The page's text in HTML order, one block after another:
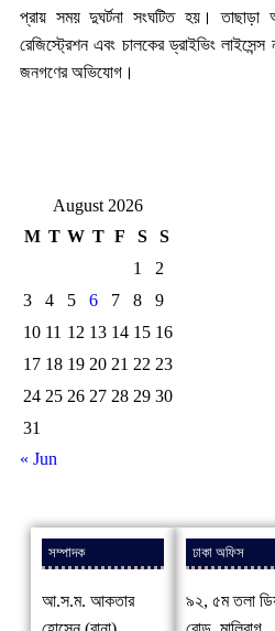
প্রায় সময় দুঘর্টনা সংঘটিত হয়। তাছাড়া
রেজিস্ট্রেশন এবং চালকের ড্রাইভিং লাইসেন্স
জনগণের অভিযোগ।
August 2026
M T W T F S
S
1
2
3
4 5 6 7 8
9
10 11 12 13 14 15 16
17 18 19 20 21 22 23
24 25 26 27 28 29 30
31
« Jun
সম্পাদক
আ.স.ম. আকতার
ঢাকা অফিস
৯২, ৫ম তলা